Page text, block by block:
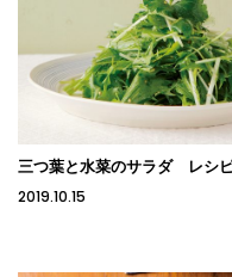
三つ葉と水菜のサラダ レシ
2019.10.15